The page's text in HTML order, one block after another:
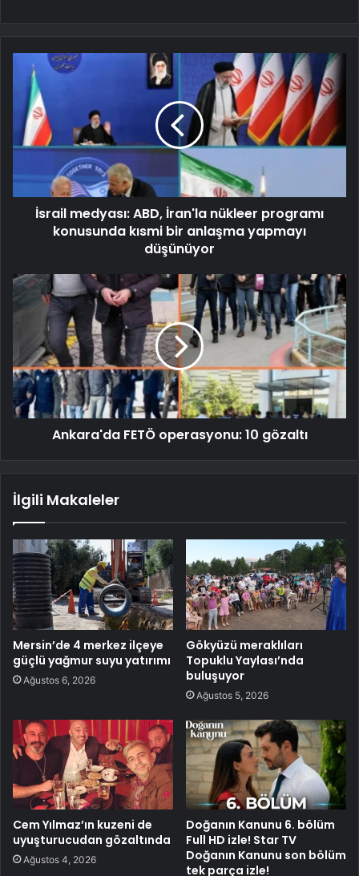
İsrail medyası: ABD, İran'la nükleer programı
konusunda kısmi bir anlaşma yapmayı
düşünüyor
Ankara'da FETÖ operasyonu: 10 gözaltı
İlgili Makaleler
Mersin’de 4 merkez ilçeye
güçlü yağmur suyu yatırımı
Ağustos 6, 2026
Gökyüzü meraklıları
Topuklu Yaylası’nda
buluşuyor
Ağustos 5, 2026
Cem Yılmaz’ın kuzeni de
uyuşturucudan gözaltında
Ağustos 4, 2026
Doğanın Kanunu 6. bölüm
Full HD izle! Star TV
Doğanın Kanunu son bölüm
tek parça izle!